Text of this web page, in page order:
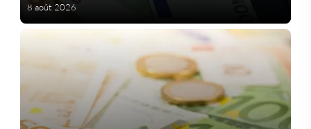
8 août 2026